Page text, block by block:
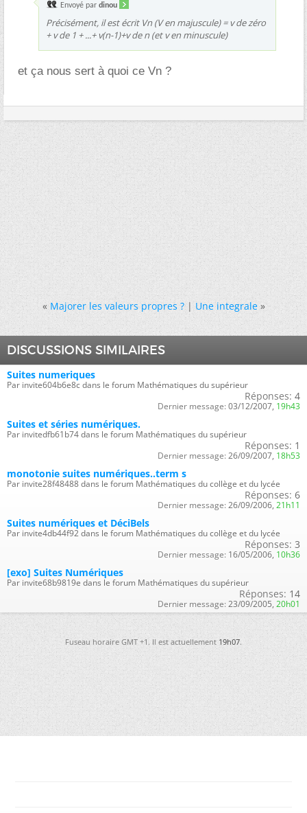
Envoyé par dinou
Précisément, il est écrit Vn (V en majuscule) = v de zéro
+ v de 1 + ...+ v(n-1)+v de n (et v en minuscule)
et ça nous sert à quoi ce Vn ?
« Majorer les valeurs propres ?|Une integrale »
DISCUSSIONS SIMILAIRES
Suites numeriques
Par invite604b6e8c dans le forum Mathématiques du supérieur
Réponses: 4
Dernier message: 03/12/2007, 19h43
Suites et séries numériques.
Par invitedfb61b74 dans le forum Mathématiques du supérieur
Réponses: 1
Dernier message: 26/09/2007, 18h53
monotonie suites numériques..term s
Par invite28f48488 dans le forum Mathématiques du collège et du lycée
Réponses: 6
Dernier message: 26/09/2006, 21h11
Suites numériques et DéciBels
Par invite4db44f92 dans le forum Mathématiques du collège et du lycée
Réponses: 3
Dernier message: 16/05/2006, 10h36
[exo] Suites Numériques
Par invite68b9819e dans le forum Mathématiques du supérieur
Réponses: 14
Dernier message: 23/09/2005, 20h01
Fuseau horaire GMT +1. Il est actuellement19h07.